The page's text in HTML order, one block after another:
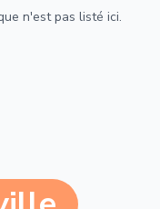
n'est pas listé ici.